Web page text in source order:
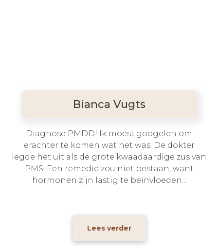
Bianca Vugts
Diagnose PMDD! Ik moest googelen om
erachter te komen wat het was. De dokter
legde het uit als de grote kwaadaardige zus van
PMS. Een remedie zou niet bestaan, want
hormonen zijn lastig te beïnvloeden...
Lees verder